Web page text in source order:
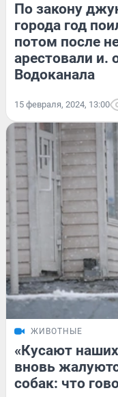
По закону
города год
потом после
арестовали и.
Водоканала
15 февраля, 2024, 13:00
ЖИВОТНЫЕ
«Кусают
вновь
собак: что